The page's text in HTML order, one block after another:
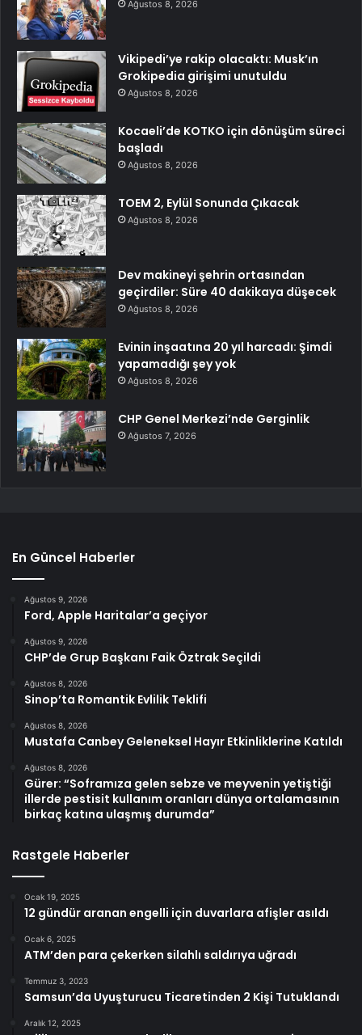
Ağustos 8, 2026
Vikipedi’ye rakip olacaktı: Musk’ın
Grokipedia girişimi unutuldu
Ağustos 8, 2026
Kocaeli’de KOTKO için dönüşüm süreci
başladı
Ağustos 8, 2026
TOEM 2, Eylül Sonunda Çıkacak
Ağustos 8, 2026
Dev makineyi şehrin ortasından
geçirdiler: Süre 40 dakikaya düşecek
Ağustos 8, 2026
Evinin inşaatına 20 yıl harcadı: Şimdi
yapamadığı şey yok
Ağustos 8, 2026
CHP Genel Merkezi’nde Gerginlik
Ağustos 7, 2026
En Güncel Haberler
Ağustos 9, 2026
Ford, Apple Haritalar’a geçiyor
Ağustos 9, 2026
CHP’de Grup Başkanı Faik Öztrak Seçildi
Ağustos 8, 2026
Sinop’ta Romantik Evlilik Teklifi
Ağustos 8, 2026
Mustafa Canbey Geleneksel Hayır Etkinliklerine Katıldı
Ağustos 8, 2026
Gürer: “Soframıza gelen sebze ve meyvenin yetiştiği
illerde pestisit kullanım oranları dünya ortalamasının
birkaç katına ulaşmış durumda”
Rastgele Haberler
Ocak 19, 2025
12 gündür aranan engelli için duvarlara afişler asıldı
Ocak 6, 2025
ATM’den para çekerken silahlı saldırıya uğradı
Temmuz 3, 2023
Samsun’da Uyuşturucu Ticaretinden 2 Kişi Tutuklandı
Aralık 12, 2025